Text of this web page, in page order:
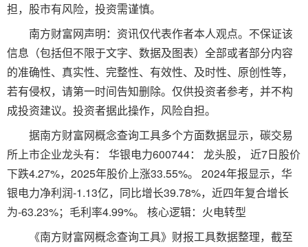
担，股市有风险，投资需谨慎。
南方财富网声明：资讯仅代表作者本人观点。不保证该
信息（包括但不限于文字、数据及图表）全部或者部分内容
的准确性、真实性、完整性、有效性、及时性、原创性等，
若有侵权，请第一时间告知删除。仅供投资者参考，并不构
成投资建议。投资者据此操作，风险自担。
据南方财富网概念查询工具多个方面数据显示，碳交易
所上市企业龙头有： 华银电力600744： 龙头股， 近7日股价
下跌4.27%，2025年股价上涨33.55%。 2024年报显示，华
银电力净利润-1.13亿，同比增长39.78%，近四年复合增长
为-63.23%；毛利率4.99%。 核心逻辑：火电转型
《南方财富网概念查询工具》财报工具数据整理，截至